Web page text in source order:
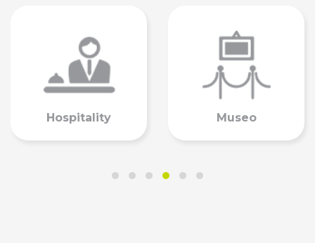
Retail Salud